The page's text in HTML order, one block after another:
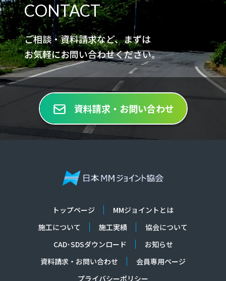
CONTACT
ご相談・資料請求など、まずは
お気軽にお問い合わせください。
資料請求・お問い合わせ
トップページ
MMジョイントとは
施工について
施工実績
協会について
CAD･SDSダウンロード
お知らせ
資料請求・お問い合わせ
会員専用ページ
プライバシーポリシー